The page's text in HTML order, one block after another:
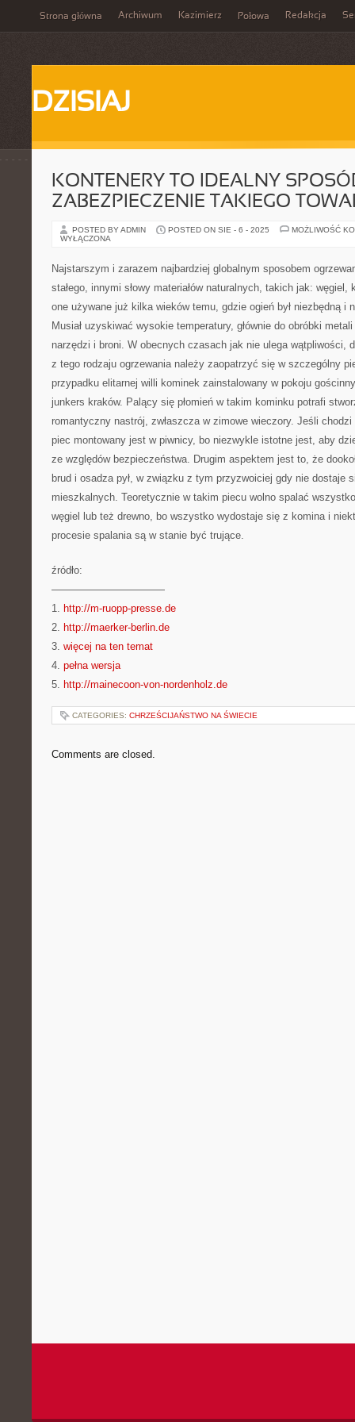
Strona główna Archiwum Kazimierz Połowa Redakcja
DZISIAJ
KONTENERY TO IDEALNY
ZABEZPIECZENIE TAKIEGO
POSTED BY ADMIN POSTED ON SIE - 6 - 2025
MOŻLIWOŚĆ
WYŁĄCZONA
Najstarszym i zarazem najbardziej globalnym sposobem
stałego, innymi słowy materiałów naturalnych, takich jak: węgiel,
one używane już kilka wieków temu, gdzie ogień był niezbędną i
Musiał uzyskiwać wysokie temperatury, głównie do obróbki
narzędzi i broni. W obecnych czasach jak nie ulega wątpliwości,
z tego rodzaju ogrzewania należy zaopatrzyć się w szczególny
przypadku elitarnej willi kominek zainstalowany w pokoju
junkers kraków. Palący się płomień w takim kominku potrafi
romantyczny nastrój, zwłaszcza w zimowe wieczory. Jeśli
piec montowany jest w piwnicy, bo niezwykle istotne jest, aby
ze względów bezpieczeństwa. Drugim aspektem jest to, że
brud i osadza pył, w związku z tym przyzwoiciej gdy nie dostaje
mieszkalnych. Teoretycznie w takim piecu wolno spalać
węgiel lub też drewno, bo wszystko wydostaje się z komina i
procesie spalania są w stanie być trujące.
źródło:
———————————
1. http://m-ruopp-presse.de
2. http://maerker-berlin.de
3. więcej na ten temat
4. pełna wersja
5. http://mainecoon-von-nordenholz.de
CATEGORIES: CHRZEŚCIJAŃSTWO NA ŚWIECIE
Comments are closed.